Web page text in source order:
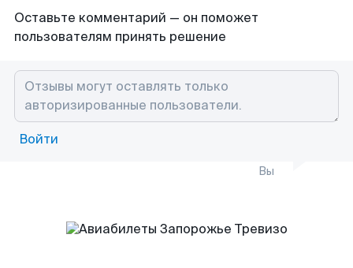
Оставьте комментарий — он поможет
пользователям принять решение
Войти
Вы